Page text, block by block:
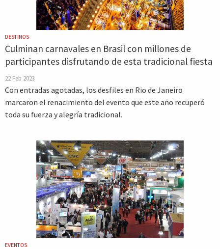
DESTINOS
Culminan carnavales en Brasil con millones de
participantes disfrutando de esta tradicional fiesta
22 Feb 2023
Con entradas agotadas, los desfiles en Rio de Janeiro
marcaron el renacimiento del evento que este año recuperó
toda su fuerza y alegría tradicional.
EVENTOS